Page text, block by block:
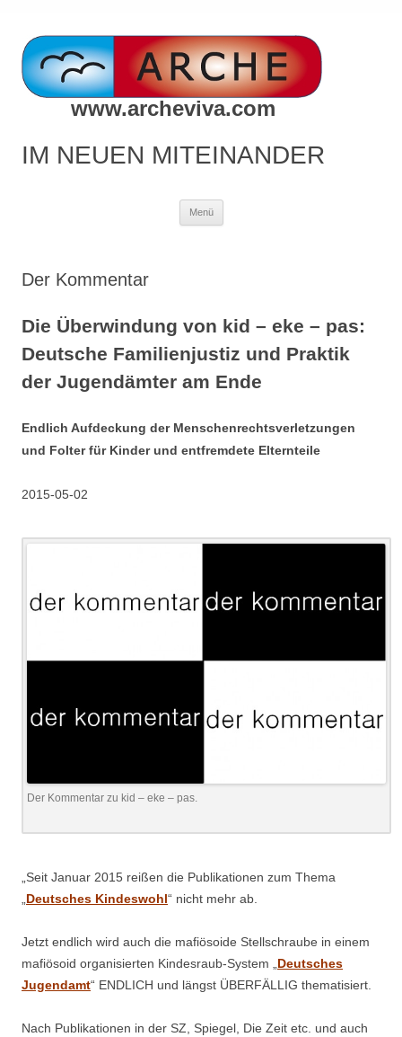
www.archeviva.com
IM NEUEN MITEINANDER
Menü
Der Kommentar
Die Überwindung von kid – eke – pas:
Deutsche Familienjustiz und Praktik
der Jugendämter am Ende
Endlich Aufdeckung der Menschenrechtsverletzungen
und Folter für Kinder und entfremdete Elternteile
2015-05-02
Der Kommentar zu kid – eke – pas.
„Seit Januar 2015 reißen die Publikationen zum Thema
Deutsches Kindeswohl“ nicht mehr ab.
Jetzt endlich wird auch die mafiösoide Stellschraube in einem
mafiösoid organisierten Kindesraub-System „ Deutsches
Jugendamt“ ENDLICH und längst ÜBERFÄLLIG thematisiert.
Nach Publikationen in der SZ, Spiegel, Die Zeit etc. und auch